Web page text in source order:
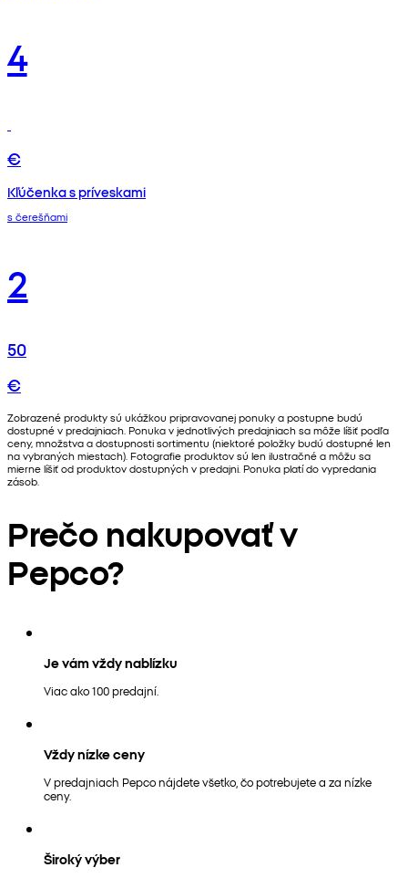
4
€
Kľúčenka s príveskami
s čerešňami
2
50
€
Zobrazené produkty sú ukážkou pripravovanej ponuky a postupne budú
dostupné v predajniach. Ponuka v jednotlivých predajniach sa môže líšiť podľa
ceny, množstva a dostupnosti sortimentu (niektoré položky budú dostupné len
na vybraných miestach). Fotografie produktov sú len ilustračné a môžu sa
mierne líšiť od produktov dostupných v predajni. Ponuka platí do vypredania
zásob.
Prečo nakupovať v
Pepco?
Je vám vždy nablízku
Viac ako 100 predajní.
Vždy nízke ceny
V predajniach Pepco nájdete všetko, čo potrebujete a za nízke
ceny.
Široký výber